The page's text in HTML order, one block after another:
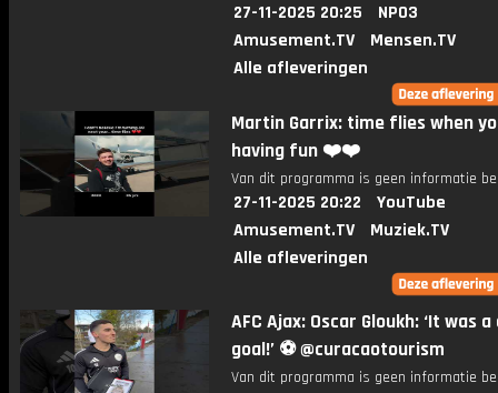
27-11-2025 20:25
NPO3
Amusement.TV
Mensen.TV
Alle afleveringen
Martin Garrix: time flies when
having fun ❤️❤️
Van dit programma is geen informatie
27-11-2025 20:22
YouTube
Amusement.TV
Muziek.TV
Alle afleveringen
AFC Ajax: Oscar Gloukh: ‘It was
goal!’ ⚽️ @curacaotourism
Van dit programma is geen informatie